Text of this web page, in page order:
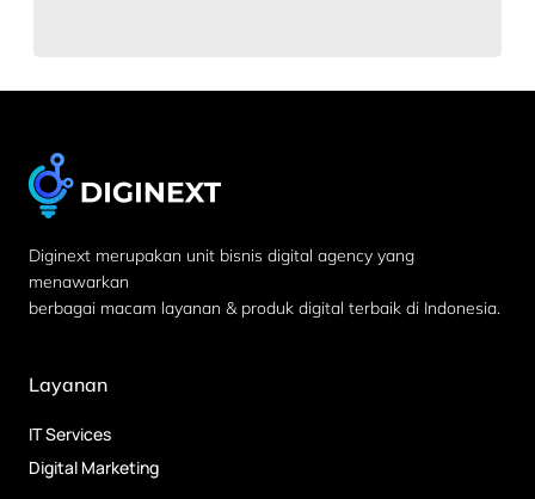
Diginext merupakan unit bisnis digital agency yang
menawarkan
berbagai macam layanan & produk digital terbaik di Indonesia.
Layanan
IT Services
Digital Marketing